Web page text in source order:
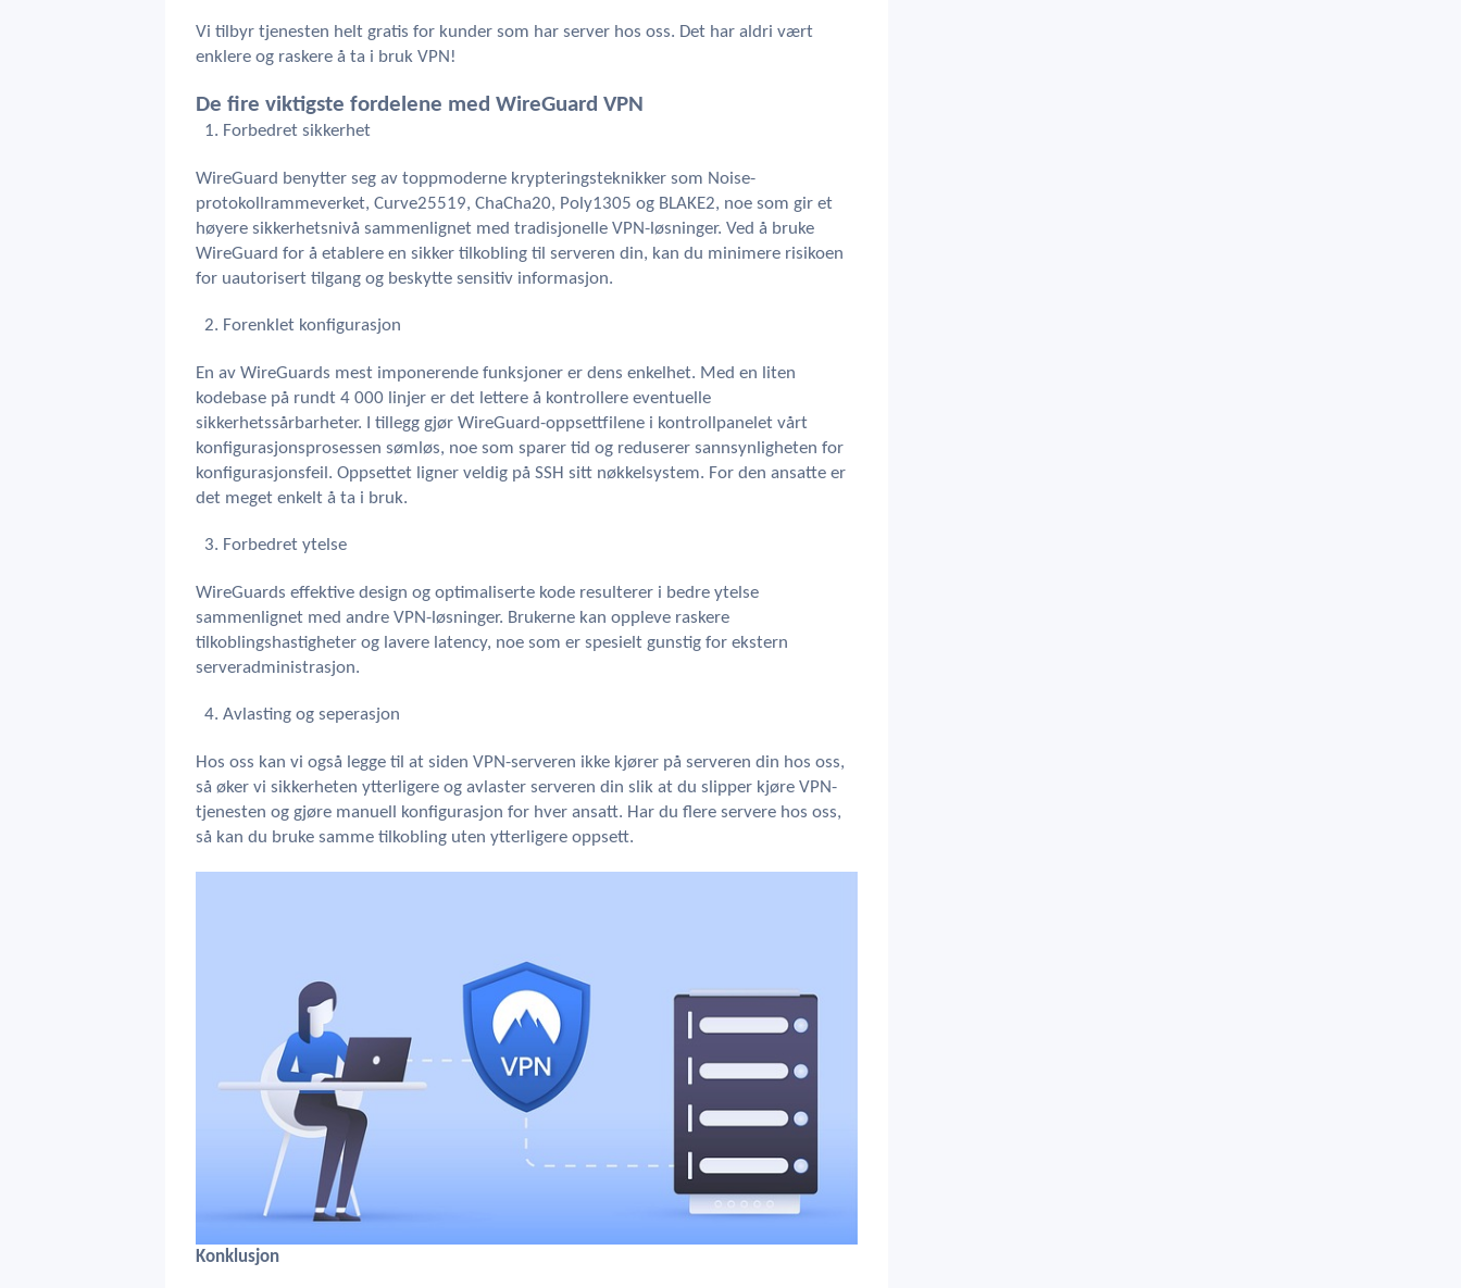
Vi tilbyr tjenesten helt gratis for kunder som har server hos oss. Det har aldri vært
enklere og raskere å ta i bruk VPN!
De fire viktigste fordelene med WireGuard VPN
Forbedret sikkerhet
WireGuard benytter seg av toppmoderne krypteringsteknikker som Noise-
protokollrammeverket, Curve25519, ChaCha20, Poly1305 og BLAKE2, noe som gir et
høyere sikkerhetsnivå sammenlignet med tradisjonelle VPN-løsninger. Ved å bruke
WireGuard for å etablere en sikker tilkobling til serveren din, kan du minimere risikoen
for uautorisert tilgang og beskytte sensitiv informasjon.
Forenklet konfigurasjon
En av WireGuards mest imponerende funksjoner er dens enkelhet. Med en liten
kodebase på rundt 4 000 linjer er det lettere å kontrollere eventuelle
sikkerhetssårbarheter. I tillegg gjør WireGuard-oppsettfilene i kontrollpanelet vårt
konfigurasjonsprosessen sømløs, noe som sparer tid og reduserer sannsynligheten for
konfigurasjonsfeil. Oppsettet ligner veldig på SSH sitt nøkkelsystem. For den ansatte er
det meget enkelt å ta i bruk.
Forbedret ytelse
WireGuards effektive design og optimaliserte kode resulterer i bedre ytelse
sammenlignet med andre VPN-løsninger. Brukerne kan oppleve raskere
tilkoblingshastigheter og lavere latency, noe som er spesielt gunstig for ekstern
serveradministrasjon.
Avlasting og seperasjon
Hos oss kan vi også legge til at siden VPN-serveren ikke kjører på serveren din hos oss,
så øker vi sikkerheten ytterligere og avlaster serveren din slik at du slipper kjøre VPN-
tjenesten og gjøre manuell konfigurasjon for hver ansatt. Har du flere servere hos oss,
så kan du bruke samme tilkobling uten ytterligere oppsett.
Konklusjon